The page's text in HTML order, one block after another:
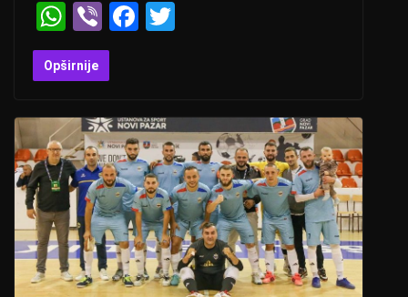
W
h
at
A
p
p
Vi
b
er
F
b
o
o
k
Opširnije